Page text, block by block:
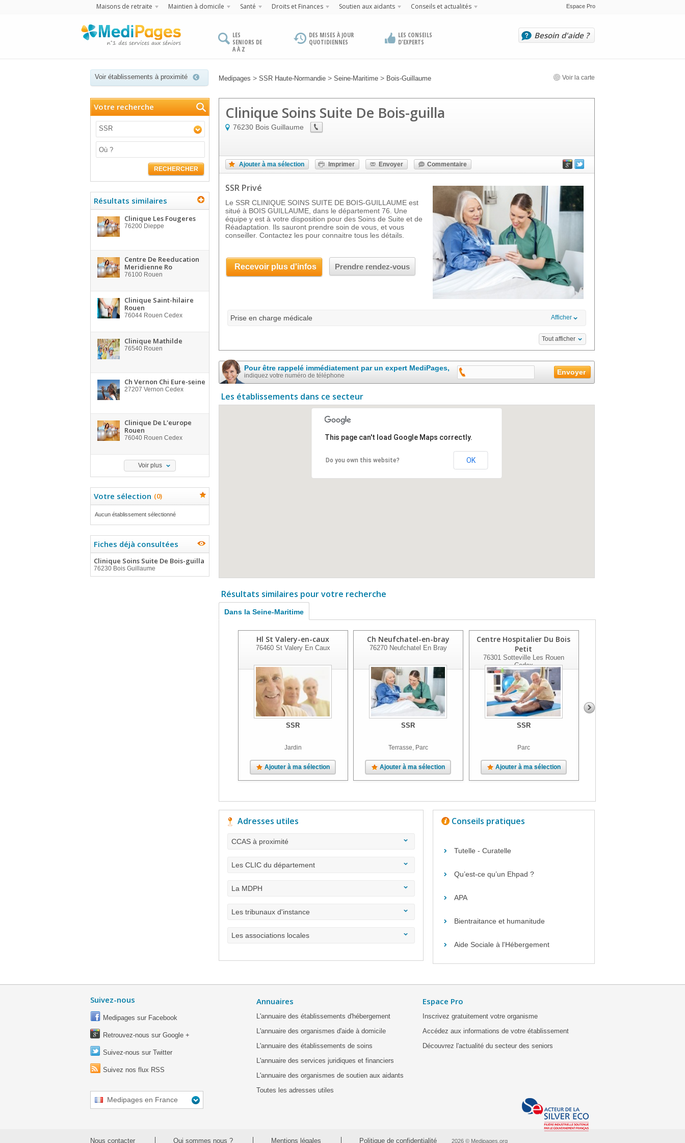
Maisons de retraite Maintien à domicile Santé Droits et Finances Soutien aux aidants Conseils et actualités Espace Pro
LES
SENIORS DE
A À Z
DES MISES À JOUR
QUOTIDIENNES
LES CONSEILS
D'EXPERTS
Besoin d'aide ?
Voir établissements à proximité Medipages > SSR Haute-Normandie > Seine-Maritime > Bois-Guillaume Voir la carte
Votre recherche
SSR
RECHERCHER
Résultats similaires
Clinique Les Fougeres
76200 Dieppe
Centre De Reeducation
Meridienne Ro
76100 Rouen
Clinique Saint-hilaire
Rouen
76044 Rouen Cedex
Clinique Mathilde
76540 Rouen
Ch Vernon Chi Eure-seine
27207 Vernon Cedex
Clinique De L'europe
Rouen
76040 Rouen Cedex
Voir plus
Votre sélection (0)
Aucun établissement sélectionné
Fiches déjà consultées
Clinique Soins Suite De Bois-guilla
76230 Bois Guillaume
Clinique Soins Suite De Bois-guilla
76230 Bois Guillaume
Ajouter à ma sélection Imprimer Envoyer Commentaire
SSR Privé
Le SSR CLINIQUE SOINS SUITE DE BOIS-GUILLAUME est
situé à BOIS GUILLAUME, dans le département 76. Une
équipe y est à votre disposition pour des Soins de Suite et de
Réadaptation. Ils sauront prendre soin de vous, et vous
conseiller. Contactez les pour connaitre tous les détails.
Recevoir plus d'infos Prendre rendez-vous
Prise en charge médicale Afficher
Tout afficher
Pour être rappelé immédiatement par un expert MediPages,
indiquez votre numéro de téléphone
Les établissements dans ce secteur
This page can't load Google Maps correctly.
Do you own this website? OK
Résultats similaires pour votre recherche
Dans la Seine-Maritime
Hl St Valery-en-caux
76460St Valery En Caux
SSR
Jardin
Ajouter à ma sélection
Ch Neufchatel-en-bray
76270Neufchatel En Bray
SSR
Terrasse, Parc
Ajouter à ma sélection
Centre Hospitalier Du Bois
Petit
76301Sotteville Les Rouen
Cedex
SSR
Parc
Ajouter à ma sélection
Adresses utiles
CCAS à proximité
Les CLIC du département
La MDPH
Les tribunaux d'instance
Les associations locales
Conseils pratiques
Tutelle - Curatelle
Qu’est-ce qu’un Ehpad ?
APA
Bientraitance et humanitude
Aide Sociale à l'Hébergement
Suivez-nous
Medipages sur Facebook
Retrouvez-nous sur Google +
Suivez-nous sur Twitter
Suivez nos flux RSS
Medipages en France
Annuaires
L'annuaire des établissements d'hébergement
L'annuaire des organismes d'aide à domicile
L'annuaire des établissements de soins
L'annuaire des services juridiques et financiers
L'annuaire des organismes de soutien aux aidants
Toutes les adresses utiles
Espace Pro
Inscrivez gratuitement votre organisme
Accédez aux informations de votre établissement
Découvrez l'actualité du secteur des seniors
Nous contacter Qui sommes nous ? Mentions légales Politique de confidentialité 2026 © Medipages.org